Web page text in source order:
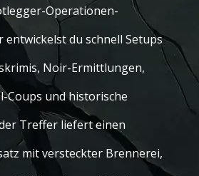
Operationen-
du schnell Setups
Noir-Ermittlungen,
Coups und historische
Treffer liefert einen
mit versteckter Brennerei,